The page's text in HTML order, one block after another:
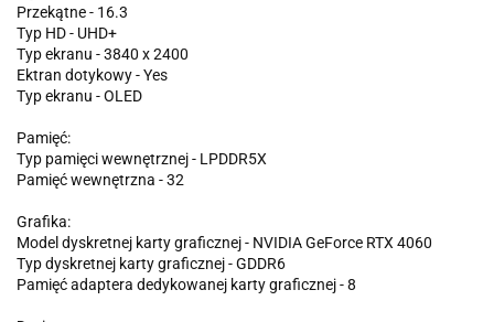
Przekątne - 16.3
Typ HD - UHD+
Typ ekranu - 3840 x 2400
Ektran dotykowy - Yes
Typ ekranu - OLED
Pamięć:
Typ pamięci wewnętrznej - LPDDR5X
Pamięć wewnętrzna - 32
Grafika:
Model dyskretnej karty graficznej - NVIDIA GeForce RTX 4060
Typ dyskretnej karty graficznej - GDDR6
Pamięć adaptera dedykowanej karty graficznej - 8